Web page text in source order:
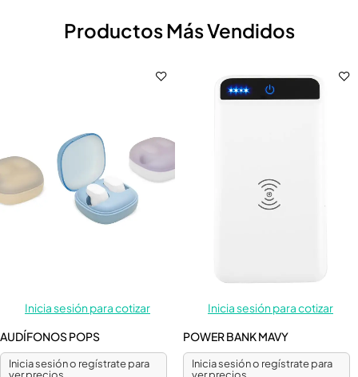
Productos Más Vendidos
Inicia sesión para cotizar
AUDÍFONOS POPS
Inicia sesión o regístrate para
Inicia sesión para cotizar
POWER BANK MAVY
Inicia sesión o regístrate para